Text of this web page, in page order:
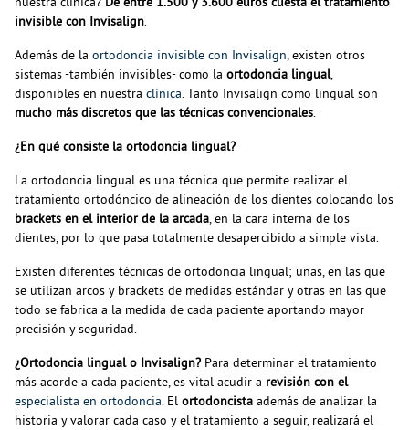
invisible con Invisalign.
Además de la ortodoncia invisible con Invisalign, existen otros
sistemas -también invisibles- como la ortodoncia lingual,
disponibles en nuestra clínica. Tanto Invisalign como lingual son
mucho más discretos que las técnicas convencionales.
¿En qué consiste la ortodoncia lingual?
La ortodoncia lingual es una técnica que permite realizar el
tratamiento ortodóncico de alineación de los dientes colocando los
brackets en el interior de la arcada, en la cara interna de los
dientes, por lo que pasa totalmente desapercibido a simple vista.
Existen diferentes técnicas de ortodoncia lingual; unas, en las que
se utilizan arcos y brackets de medidas estándar y otras en las que
todo se fabrica a la medida de cada paciente aportando mayor
precisión y seguridad.
¿Ortodoncia lingual o Invisalign? Para determinar el tratamiento
más acorde a cada paciente, es vital acudir a revisión con el
especialista en ortodoncia. El ortodoncista además de analizar la
historia y valorar cada caso y el tratamiento a seguir, realizará el